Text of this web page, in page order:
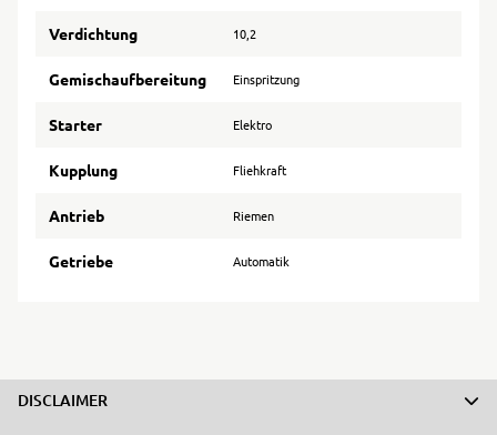
Verdichtung 10,2
Gemischaufbereitung Einspritzung
Starter Elektro
Kupplung Fliehkraft
Antrieb Riemen
Getriebe Automatik
DISCLAIMER